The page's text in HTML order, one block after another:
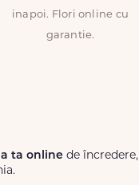
inapoi. Flori online cu
garantie.
ta online de încredere,